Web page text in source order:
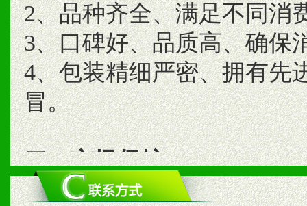
2、品种齐全、满足不同消
3、口碑好、品质高、确保
4、包装精细严密、拥有先
冒。
二、市场保护
1、统一市场价格；建立全